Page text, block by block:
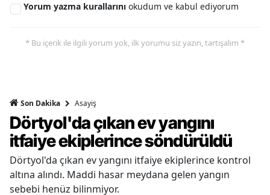
Yorum yazma kurallarını okudum ve kabul ediyorum
* Bu içerik ile ilgili yorum yok, ilk yorumu siz yazın, tartışalım *
Son Dakika Asayiş
Dörtyol'da çıkan ev yangını
itfaiye ekiplerince söndürüldü
Dörtyol'da çıkan ev yangını itfaiye ekiplerince kontrol
altına alındı. Maddi hasar meydana gelen yangın
sebebi henüz bilinmiyor.